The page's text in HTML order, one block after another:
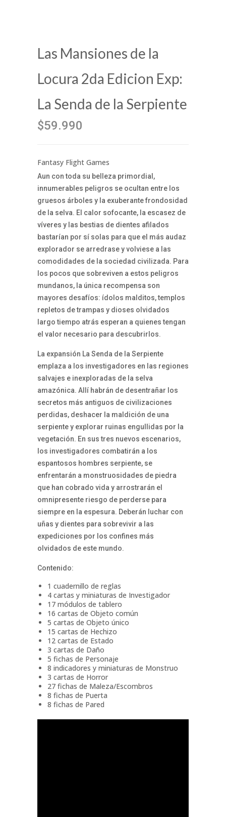
Las Mansiones de la
Locura 2da Edicion Exp:
La Senda de la Serpiente
$59.990
Fantasy Flight Games
Aun con toda su belleza primordial,
innumerables peligros se ocultan entre los
gruesos árboles y la exuberante frondosidad
de la selva. El calor sofocante, la escasez de
víveres y las bestias de dientes afilados
bastarían por sí solas para que el más audaz
explorador se arredrase y volviese a las
comodidades de la sociedad civilizada. Para
los pocos que sobreviven a estos peligros
mundanos, la única recompensa son
mayores desafíos: ídolos malditos, templos
repletos de trampas y dioses olvidados
largo tiempo atrás esperan a quienes tengan
el valor necesario para descubrirlos.
La expansión La Senda de la Serpiente
emplaza a los investigadores en las regiones
salvajes e inexploradas de la selva
amazónica. Allí habrán de desentrañar los
secretos más antiguos de civilizaciones
perdidas, deshacer la maldición de una
serpiente y explorar ruinas engullidas por la
vegetación. En sus tres nuevos escenarios,
los investigadores combatirán a los
espantosos hombres serpiente, se
enfrentarán a monstruosidades de piedra
que han cobrado vida y arrostrarán el
omnipresente riesgo de perderse para
siempre en la espesura. Deberán luchar con
uñas y dientes para sobrevivir a las
expediciones por los confines más
olvidados de este mundo.
Contenido:
1 cuadernillo de reglas
4 cartas y miniaturas de Investigador
17 módulos de tablero
16 cartas de Objeto común
5 cartas de Objeto único
15 cartas de Hechizo
12 cartas de Estado
3 cartas de Daño
5 fichas de Personaje
8 indicadores y miniaturas de Monstruo
3 cartas de Horror
27 fichas de Maleza/Escombros
8 fichas de Puerta
8 fichas de Pared